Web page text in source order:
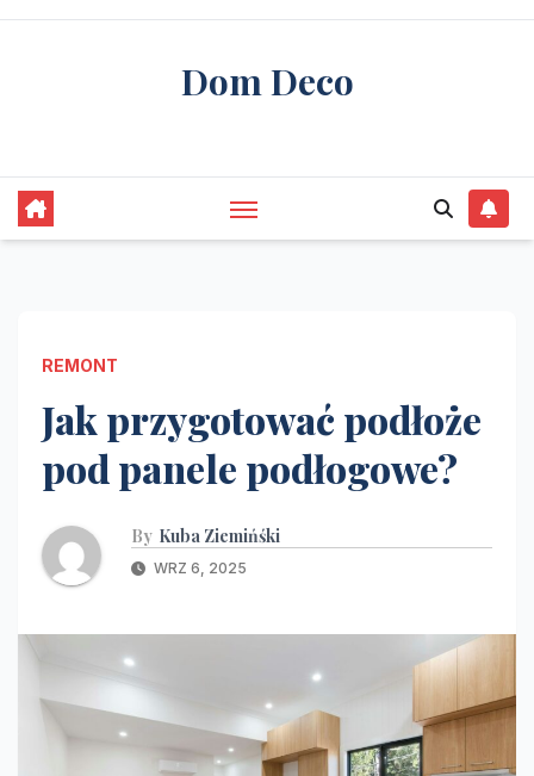
Skip
Dom Deco
REMONT
Jak przygotować podłoże
pod panele podłogowe?
By Kuba Ziemińśki
WRZ 6, 2025